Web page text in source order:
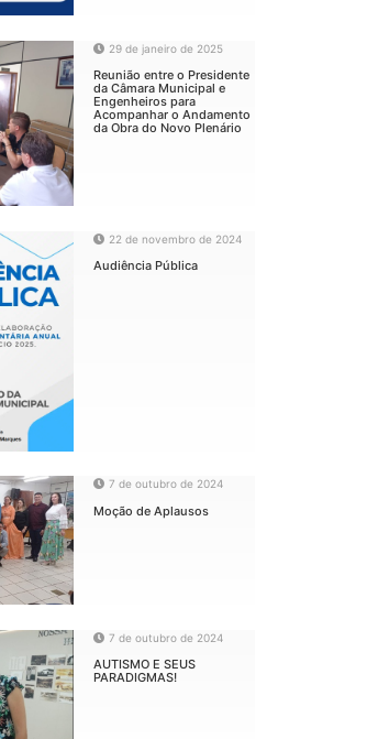
29 de janeiro de 2025
Reunião entre o Presidente
da Câmara Municipal e
Engenheiros para
Acompanhar o Andamento
da Obra do Novo Plenário
22 de novembro de 2024
Audiência Pública
7 de outubro de 2024
Moção de Aplausos
7 de outubro de 2024
AUTISMO E SEUS
PARADIGMAS!